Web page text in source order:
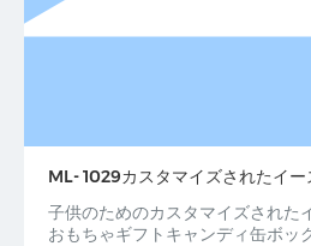
ML- 1029カスタマイズされたイー
キ缶おもちゃギフト
子供のためのカスタマイズされた
おもちゃギフトキャンディ缶ボッ